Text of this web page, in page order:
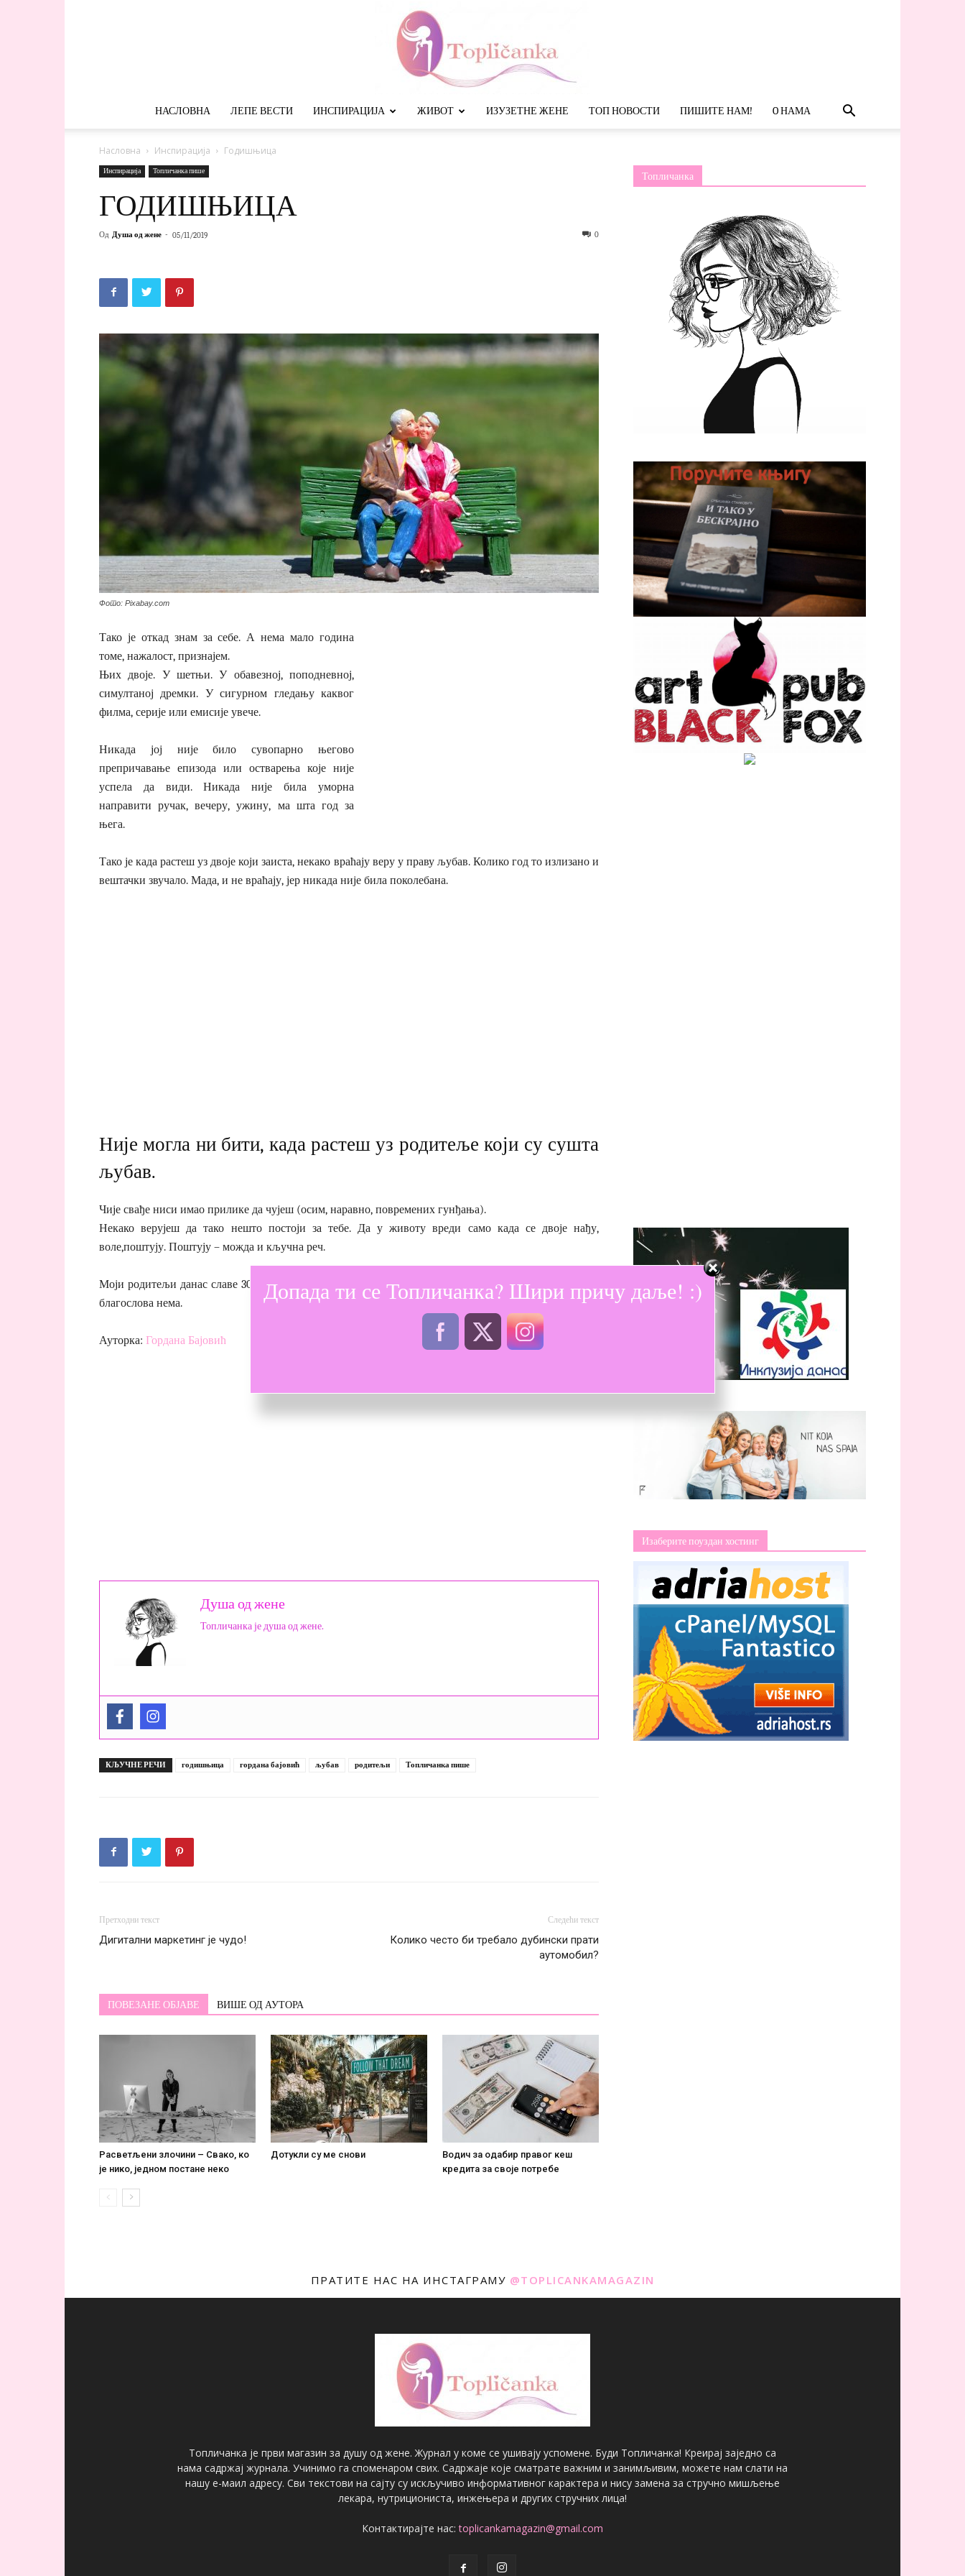
НАСЛОВНА ЛЕПЕ ВЕСТИ ИНСПИРАЦИЈА ЖИВОТ ИЗУЗЕТНЕ ЖЕНЕ ТОП НОВОСТИ ПИШИТЕ НАМ! O НАМА
Насловна Инспирација Годишњица
Инспирација Топличанка пише
ГОДИШЊИЦА
Од Душа од жене - 05/11/2019 0
Фото: Pixabay.com
Тако је откад знам за себе. А нема мало година
томе, нажалост, признајем.
Њих двоје. У шетњи. У обавезној, поподневној,
симултаној дремки. У сигурном гледању каквог
филма, серије или емисије увече.
Никада јој није било сувопарно његово
препричавање епизода или остварења које није
успела да види. Никада није била уморна
направити ручак, вечеру, ужину, ма шта год за
њега.
Тако је када растеш уз двоје који заиста, некако враћају веру у праву љубав. Колико год то излизано и
вештачки звучало. Мада, и не враћају, јер никада није била поколебана.
Није могла ни бити, када растеш уз родитеље који су сушта
љубав.
Чије свађе ниси имао прилике да чујеш (осим, наравно, повремених гунђања).
Некако верујеш да тако нешто постоји за тебе. Да у животу вреди само када се двоје нађу,
воле,поштују. Поштују – можда и кључна реч.
Моји родитељи данас славе 30. годишњицу брака, а ја бих свима пожелела овакав јубилеј, јер већег
благослова нема.
Ауторка: Гордана Бајовић
Душа од жене
Топличанка је душа од жене.
КЉУЧНЕ РЕЧИ годишњица гордана бајовић љубав родитељи Топличанка пише
Претходни текст
Дигитални маркетинг је чудо!
Следећи текст
Колико често би требало дубински прати
аутомобил?
ПОВЕЗАНЕ ОБЈАВЕ ВИШЕ ОД АУТОРА
Расветљени злочини – Свако, ко
је нико, једном постане некo
Дотукли су ме снови
Водич за одабир правог кеш
кредита за своје потребе
Топличанка
Изаберите поуздан хостинг
ПРАТИТЕ НАС НА ИНСТАГРАМУ @TOPLICANKAMAGAZIN
Топличанка је први магазин за душу од жене. Журнал у коме се ушивају успомене. Буди Топличанка! Креирај заједно са
нама садржај журнала. Учинимо га споменаром свих. Садржаје које сматрате важним и занимљивим, можете нам слати на
нашу е-маил адресу. Сви текстови на сајту су искључиво информативног карактера и нису замена за стручно мишљење
лекара, нутрициониста, инжењера и других стручних лица!
Контактирајте нас:toplicankamagazin@gmail.com
Допада ти се Топличанка? Шири причу даље! :)